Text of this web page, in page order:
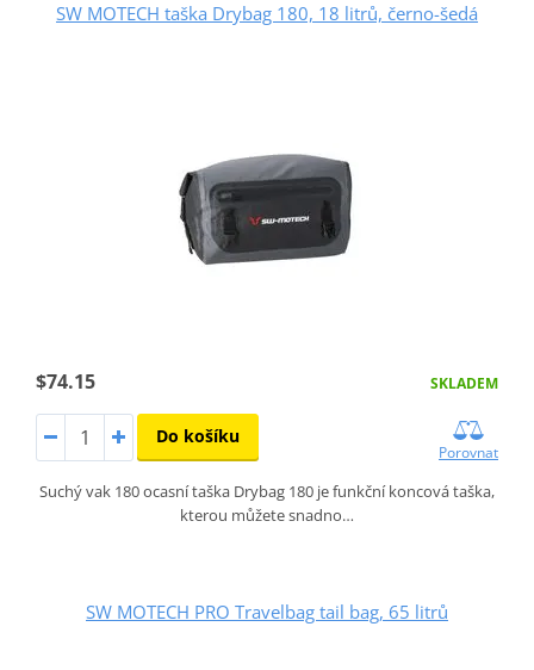
SW MOTECH taška Drybag 180, 18 litrů, černo-šedá
$74.15 SKLADEM
Do košíku
Porovnat
Suchý vak 180 ocasní taška Drybag 180 je funkční koncová taška,
kterou můžete snadno…
SW MOTECH PRO Travelbag tail bag, 65 litrů